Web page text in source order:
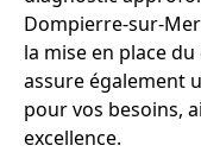
Dompierre-sur-
la mise en place
assure également
pour vos besoins,
excellence.